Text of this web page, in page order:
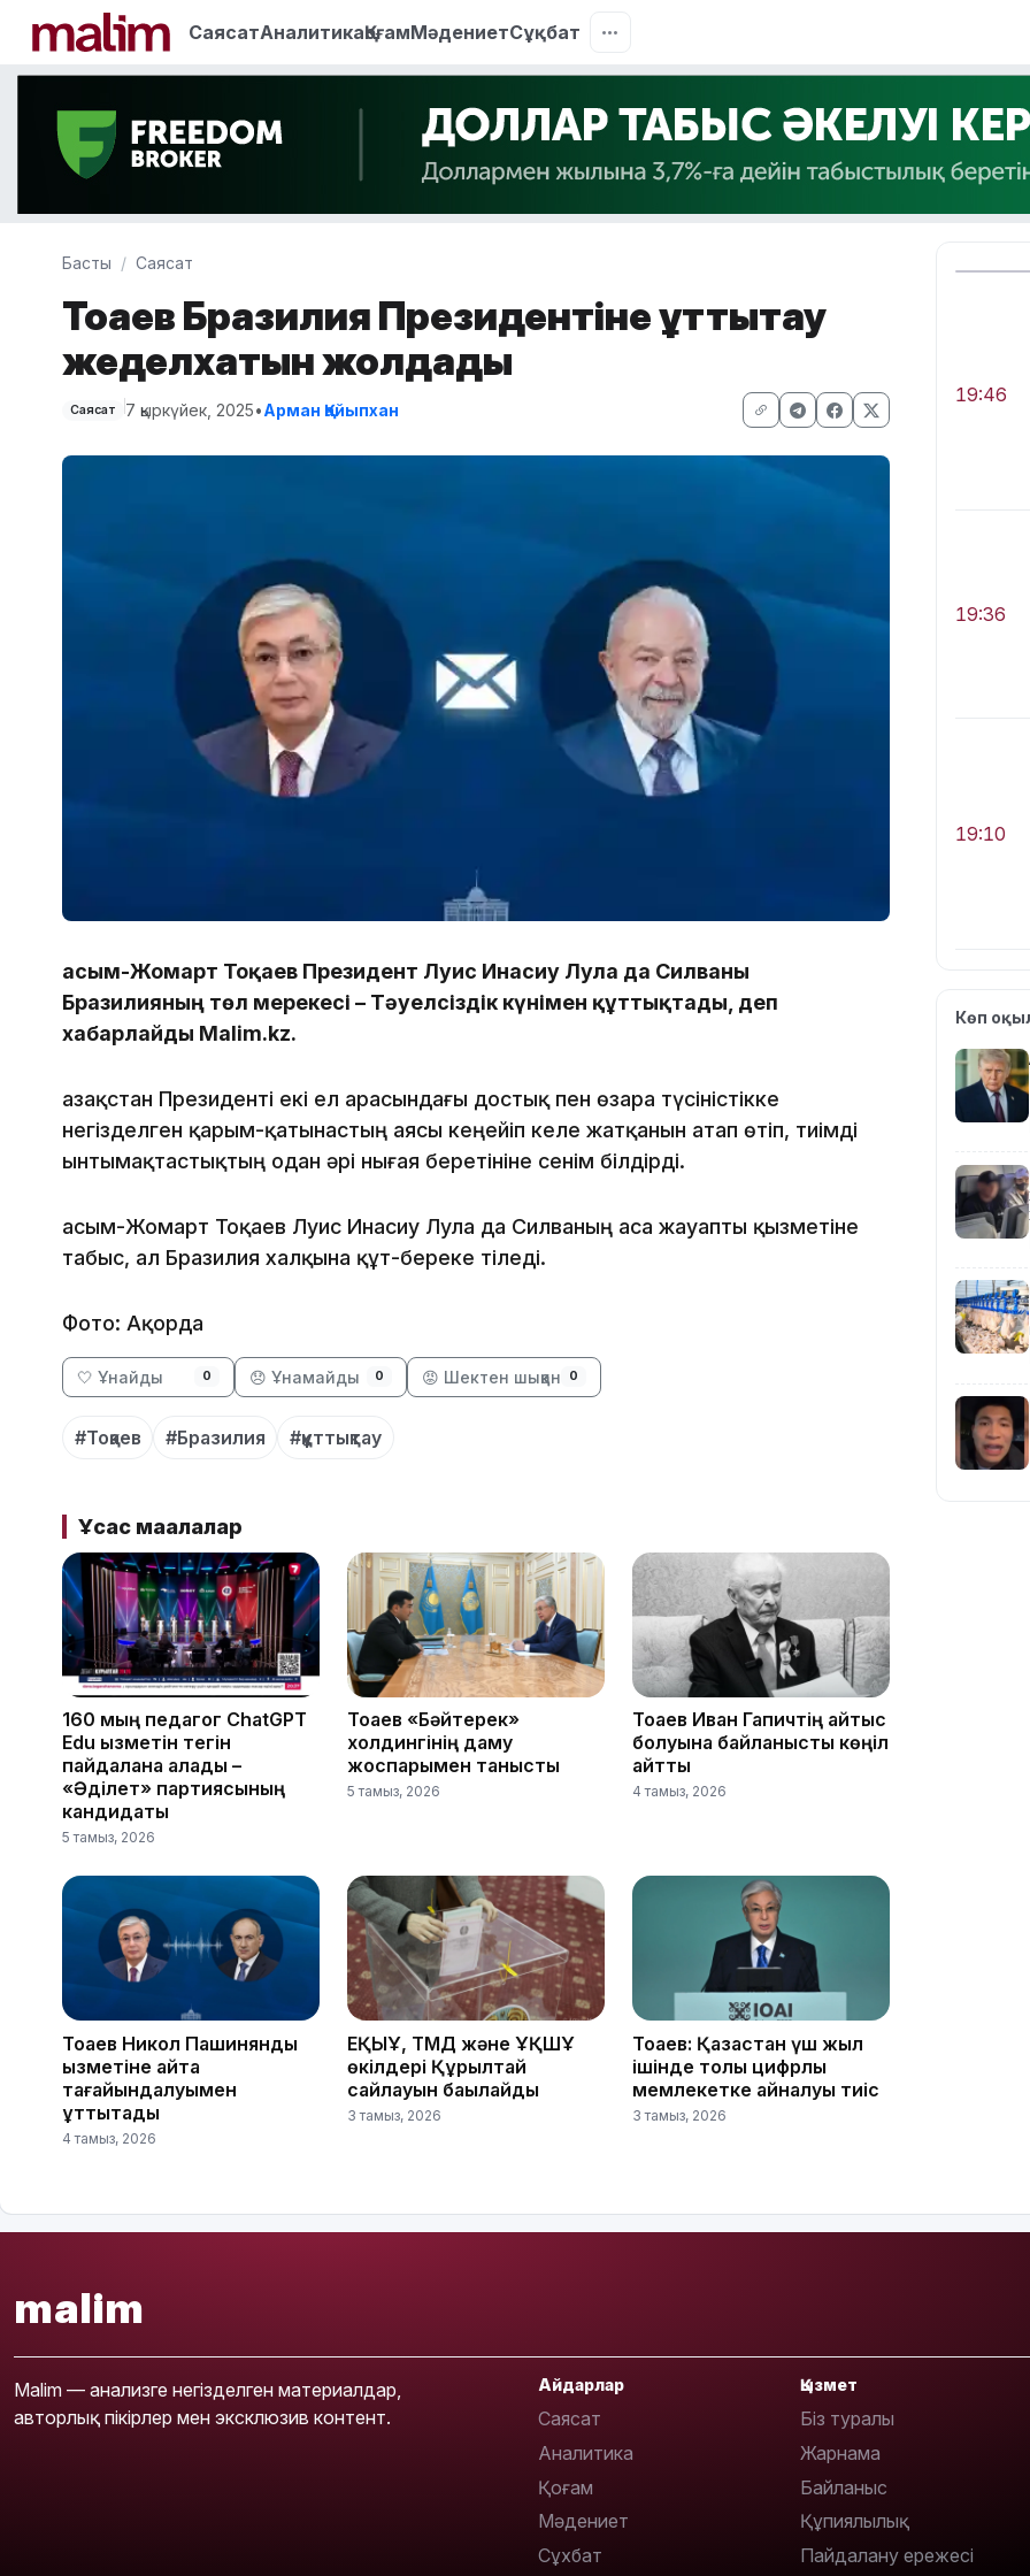
СаясатАналитикаҚоғамМәдениетСұқбат
Басты Саясат
Тоқаев Бразилия Президентіне құттықтау
жеделхатын жолдады
Саясат 7 қыркүйек, 2025•Арман Қайыпхан
Қасым-Жомарт Тоқаев Президент Луис Инасиу Лула да Силваны
Бразилияның төл мерекесі – Тәуелсіздік күнімен құттықтады, деп
хабарлайды Malim.kz.
Қазақстан Президенті екі ел арасындағы достық пен өзара түсіністікке
негізделген қарым-қатынастың аясы кеңейіп келе жатқанын атап өтіп, тиімді
ынтымақтастықтың одан әрі нығая беретініне сенім білдірді.
Қасым-Жомарт Тоқаев Луис Инасиу Лула да Силваның аса жауапты қызметіне
табыс, ал Бразилия халқына құт-береке тіледі.
Фото: Ақорда
🤍 Ұнайды 0 😞 Ұнамайды 0 😡 Шектен шыққан 0
#Тоқаев #Бразилия #құттықтау
Ұқсас мақалалар
160 мың педагог ChatGPT
Edu қызметін тегін
пайдалана алады –
«Әділет» партиясының
кандидаты
5 тамыз, 2026
Тоқаев «Бәйтерек»
холдингінің даму
жоспарымен танысты
5 тамыз, 2026
Тоқаев Иван Гапичтің қайтыс
болуына байланысты көңіл
айтты
4 тамыз, 2026
Тоқаев Никол Пашинянды
қызметіне қайта
тағайындалуымен
құттықтады
4 тамыз, 2026
ЕҚЫҰ, ТМД және ҰҚШҰ
өкілдері Құрылтай
сайлауын бақылайды
3 тамыз, 2026
Тоқаев: Қазақстан үш жыл
ішінде толық цифрлық
мемлекетке айналуы тиіс
3 тамыз, 2026
19:46
19:36
19:10
18:50
17:33
Көп
malim
Malim — анализге негізделген материалдар,
авторлық пікірлер мен эксклюзив контент.
Айдарлар
Саясат
Аналитика
Қоғам
Мәдениет
Сұхбат
Қызмет
Біз туралы
Жарнама
Байланыс
Құпиялылық
Пайдалану ережесі